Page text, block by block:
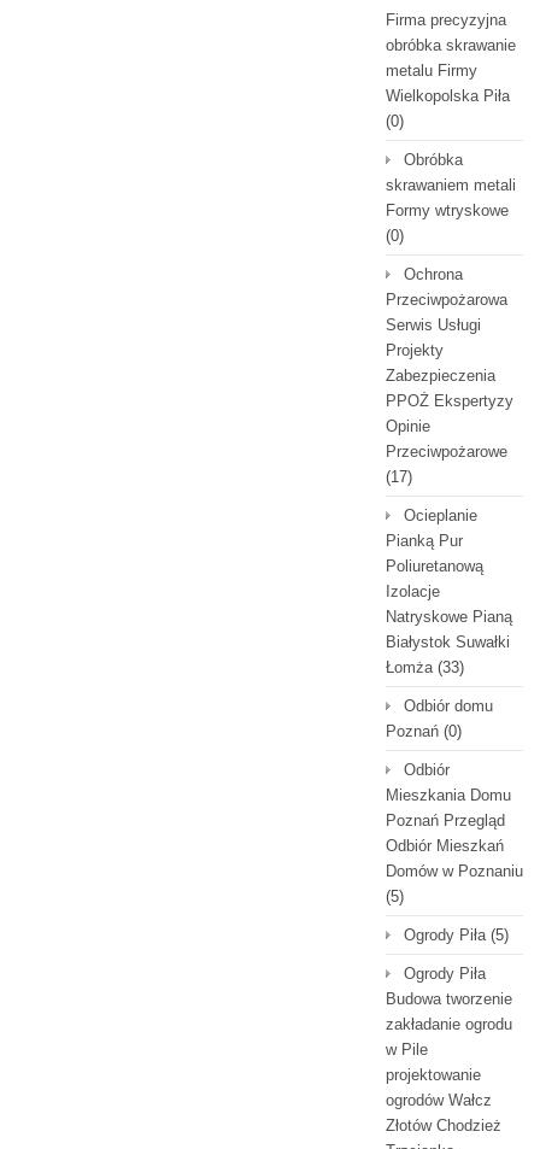
Firma precyzyjna
obróbka skrawanie
metalu Firmy
Wielkopolska Piła
(0)
Obróbka
skrawaniem metali
Formy wtryskowe
(0)
Ochrona
Przeciwpożarowa
Serwis Usługi
Projekty
Zabezpieczenia
PPOŻ Ekspertyzy
Opinie
Przeciwpożarowe
(17)
Ocieplanie
Pianką Pur
Poliuretanową
Izolacje
Natryskowe Pianą
Białystok Suwałki
Łomża(33)
Odbiór domu
Poznań (0)
Odbiór
Mieszkania Domu
Poznań Przegląd
Odbiór Mieszkań
Domów w Poznaniu
(5)
Ogrody Piła(5)
Ogrody Piła
Budowa tworzenie
zakładanie ogrodu
w Pile
projektowanie
ogrodów Wałcz
Złotów Chodzież